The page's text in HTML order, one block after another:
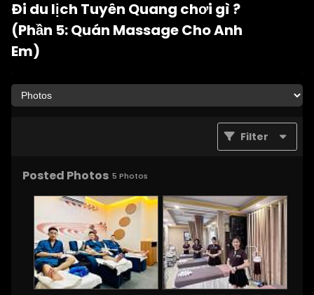
Đi du lịch Tuyên Quang chơi gì ?
(Phần 5: Quán Massage Cho Anh
Em)
Filter
Posted Photos 5 Photos